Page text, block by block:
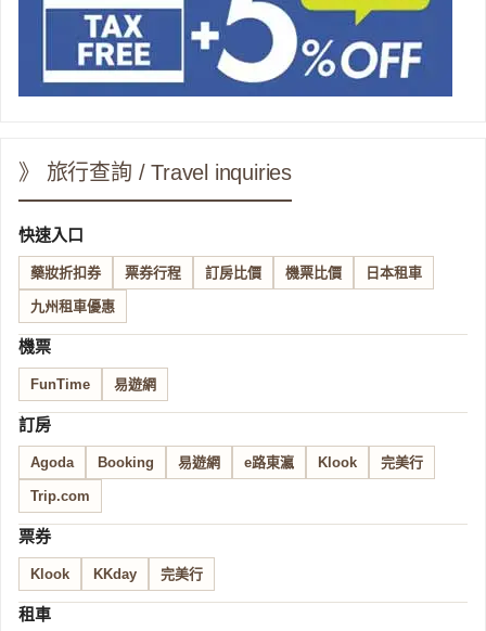
》 旅行查詢 / Travel inquiries
快速入口
藥妝折扣券 票券行程 訂房比價 機票比價 日本租車
九州租車優惠
機票
FunTime 易遊網
訂房
Agoda Booking 易遊網 e路東瀛 Klook 完美行
Trip.com
票券
Klook KKday 完美行
租車